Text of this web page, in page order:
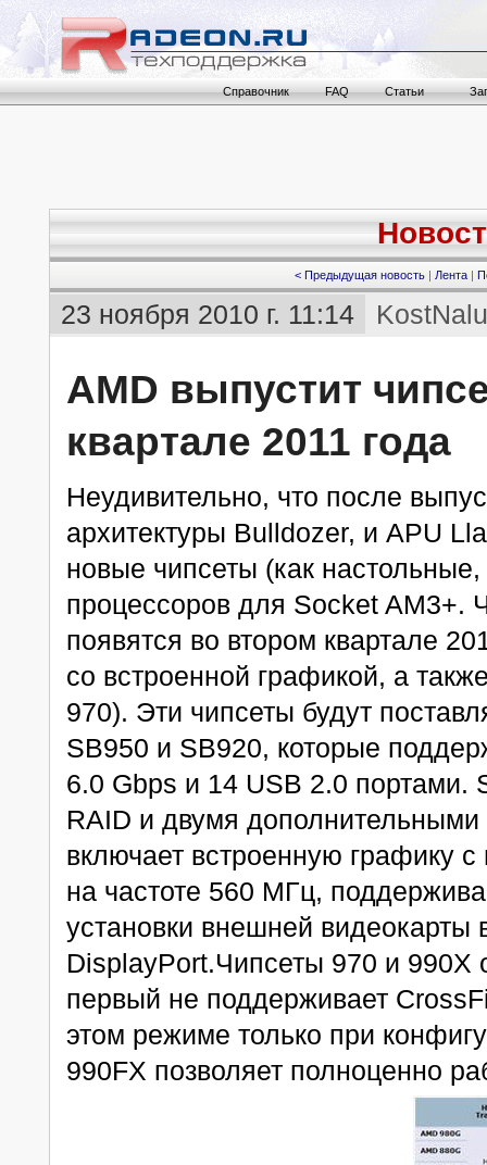
Справочник FAQ Статьи
< Предыдущая новость | Лента |
23 ноября 2010 г. 11:14 KostNalu
AMD выпустит
квартале 2011 года
Неудивительно, что после
архитектуры Bulldozer, и APU
новые чипсеты (как
процессоров для Socket AM3+.
появятся во втором квартале
со встроенной графикой, а
970). Эти чипсеты будут
SB950 и SB920, которые
6.0 Gbps и 14 USB 2.0 портами.
RAID и двумя
включает встроенную графику
на частоте 560 МГц,
установки внешней видеокарты
DisplayPort.Чипсеты 970 и 990X
первый не поддерживает
этом режиме только при
990FX позволяет полноценно